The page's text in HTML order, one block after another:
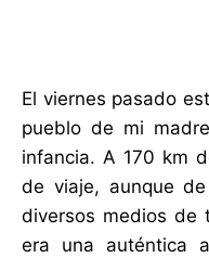
El viernes pasado
pueblo de mi
infancia. A 170 km
de viaje, aunque
diversos medios de
era una auténtica